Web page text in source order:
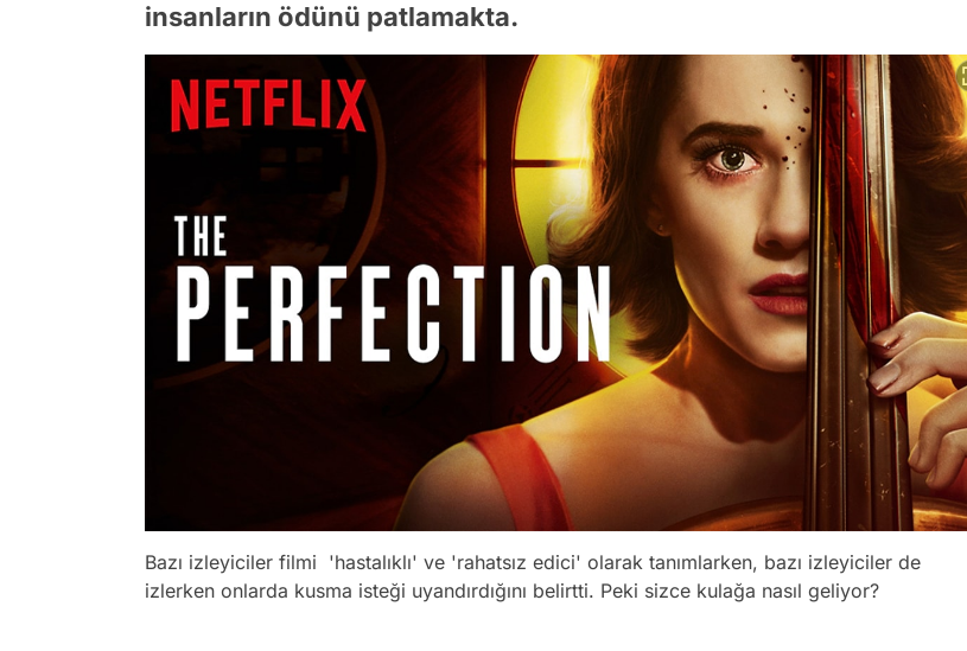
insanların ödünü patlamakta.
Bazı izleyiciler filmi 'hastalıklı' ve 'rahatsız edici' olarak tanımlarken, bazı izleyiciler de
izlerken onlarda kusma isteği uyandırdığını belirtti. Peki sizce kulağa nasıl geliyor?